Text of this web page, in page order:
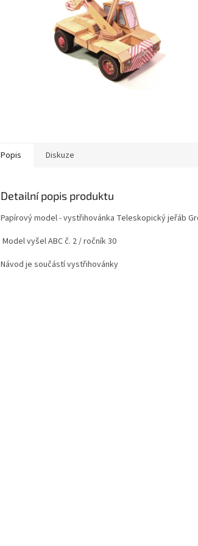
Popis Diskuze
Detailní popis produktu
Papírový model - vystřihovánka Teleskopický jeřáb
Model vyšel ABC č. 2 / ročník 30
Návod je součástí vystřihovánky